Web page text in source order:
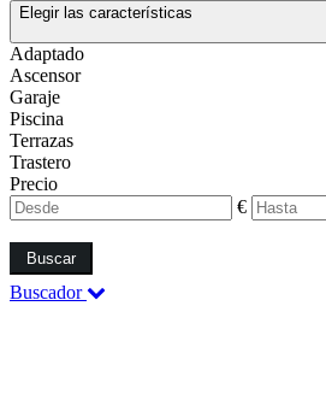
Elegir las características
Adaptado
Ascensor
Garaje
Piscina
Terrazas
Trastero
Precio
€
Buscar
Buscador